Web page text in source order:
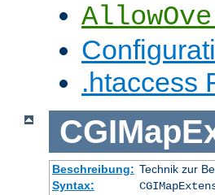
.htaccess
Beschreibung: Technik zur
Syntax: